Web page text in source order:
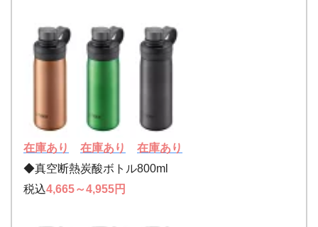
在庫あり 在庫あり
在庫あり
◆真空断熱炭酸ボトル800ml
税込4,665～4,955円